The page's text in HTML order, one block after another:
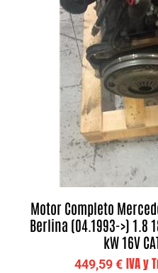
Motor Completo
Berlina (04.1993->) 1.8
kW 16V
449,59€ IVA y